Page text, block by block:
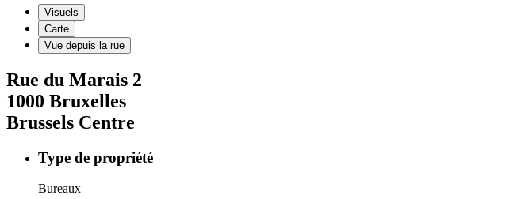
Visuels
Carte
Vue depuis la rue
Rue du Marais 2
1000 Bruxelles
Brussels Centre
Type de propriété
Bureaux